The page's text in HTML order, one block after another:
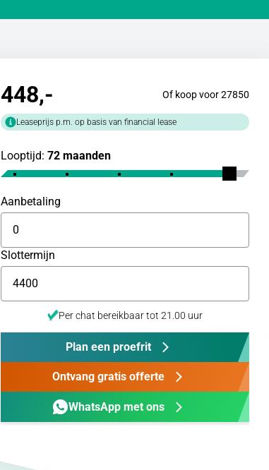
448,- Of koop voor 27850
Leaseprijs p.m. op basis van financial lease
Looptijd: 72 maanden
Aanbetaling
Slottermijn
Per chat bereikbaar tot 21.00 uur
Plan een proefrit
Ontvang gratis offerte
WhatsApp met ons